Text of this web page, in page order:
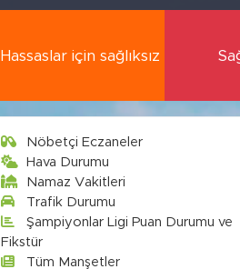
Hassaslar için sağlıksız
Nöbetçi Eczaneler
Hava Durumu
Namaz Vakitleri
Trafik Durumu
Şampiyonlar Ligi Puan Durumu ve
Fikstür
Tüm Manşetler